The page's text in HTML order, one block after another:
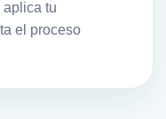
tu
el proceso